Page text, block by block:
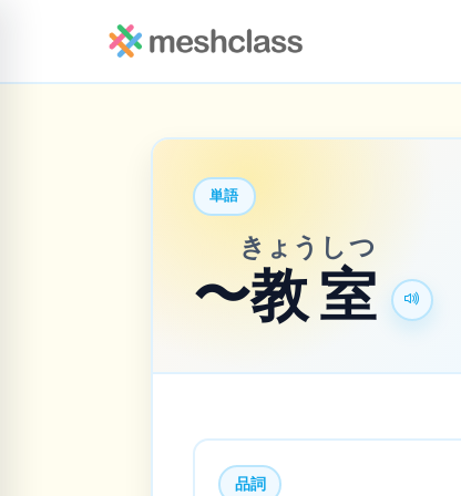
単語
〜教
きょう
室
しつ
品詞